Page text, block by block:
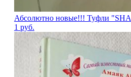
Абсолютно новые!!! Туфли
1 руб.